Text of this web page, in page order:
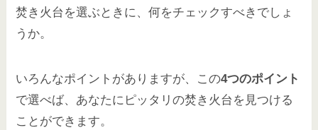
焚き火台を選ぶときに、何をチェックすべきでしょ
うか。
いろんなポイントがありますが、この4つのポイント
で選べば、あなたにピッタリの焚き火台を見つける
ことができます。